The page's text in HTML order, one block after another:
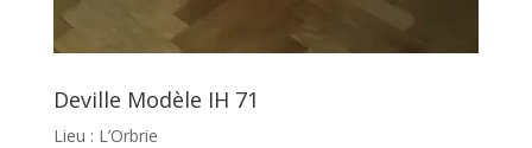
Deville Modèle IH 71
Lieu : L’Orbrie